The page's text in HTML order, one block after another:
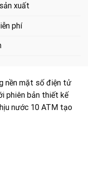
xuất
phí
nền mặt số điện tử
phiên bản thiết kế
nước 10 ATM tạo